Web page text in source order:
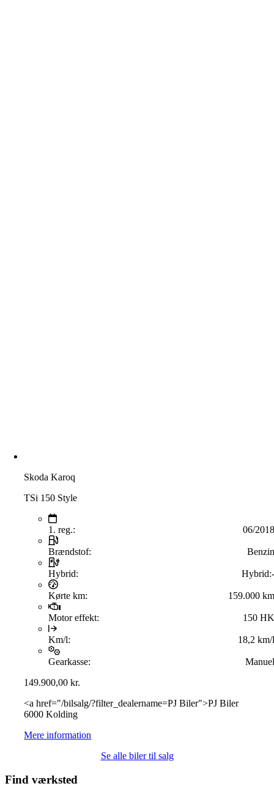
Skoda Karoq
TSi 150 Style
1. reg.: 06/2018
Brændstof: Benzin
Hybrid: Hybrid:-
Kørte km: 159.000 km
Motor effekt: 150 HK
Km/l: 18,2 km/l
Gearkasse:
Manuel
149.900,00kr.
<a href="/bilsalg/?filter_dealername=PJ Biler">PJ Biler
6000 Kolding
Mere information
Se alle biler til salg
Find værksted